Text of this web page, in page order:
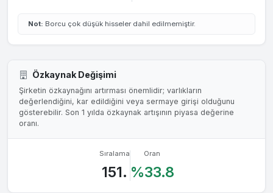
Not: Borcu çok düşük hisseler dahil edilmemiştir.
Özkaynak Değişimi
Şirketin özkaynağını artırması önemlidir; varlıkların
değerlendiğini, kar edildiğini veya sermaye girişi olduğunu
gösterebilir. Son 1 yılda özkaynak artışının piyasa değerine
oranı.
Sıralama
151.
Oran
%33.8